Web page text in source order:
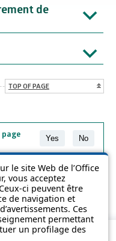
le site Web de l’Office
vous acceptez
ci peuvent être
de navigation et
Ces
permettant
un profilage des
de
TOP OF PAGE
Yes No
presented in simple terms to
the texts of the laws